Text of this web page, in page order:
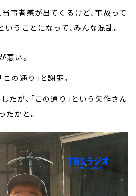
事者感が出てくるけど、事故って
いうことになって、みんな混乱。
悪い。
の通り」と謝罪。
たが、「この通り」という矢作さん
たかと。